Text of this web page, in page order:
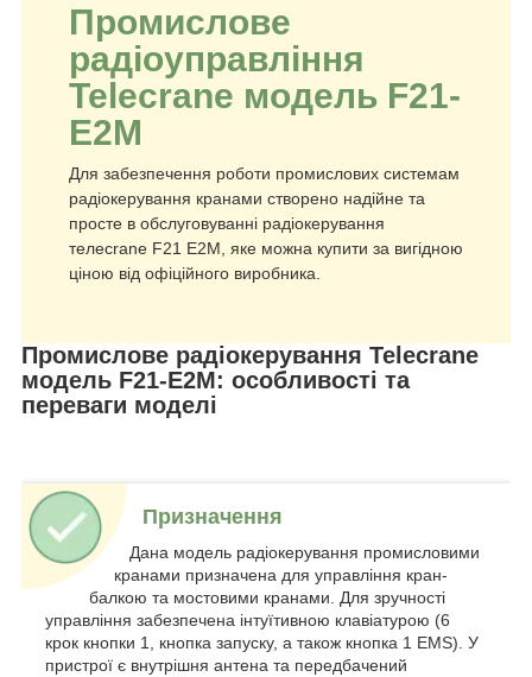
Промислове
радіоуправління
Telecrane модель F21-
E2M
Для забезпечення роботи промислових системам
радіокерування кранами створено надійне та
просте в обслуговуванні радіокерування
телеcrane F21 E2M, яке можна купити за вигідною
ціною від офіційного виробника.
Промислове радіокерування Telecrane
модель F21-E2M: особливості та
переваги моделі
Призначення
Дана модель радіокерування промисловими
кранами призначена для управління кран-
балкою та мостовими кранами. Для зручності
управління забезпечена інтуїтивною клавіатурою (6
крок кнопки 1, кнопка запуску, а також кнопка 1 EMS). У
пристрої є внутрішня антена та передбачений